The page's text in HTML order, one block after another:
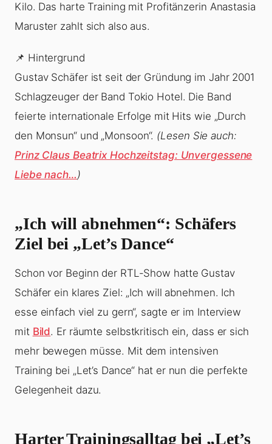
Kilo. Das harte Training mit Profitänzerin Anastasia
Maruster zahlt sich also aus.
📌 Hintergrund
Gustav Schäfer ist seit der Gründung im Jahr 2001
Schlagzeuger der Band Tokio Hotel. Die Band
feierte internationale Erfolge mit Hits wie „Durch
den Monsun“ und „Monsoon“. (Lesen Sie auch:
Prinz Claus Beatrix Hochzeitstag: Unvergessene
Liebe nach…)
„Ich will abnehmen“: Schäfers
Ziel bei „Let’s Dance“
Schon vor Beginn der RTL-Show hatte Gustav
Schäfer ein klares Ziel: „Ich will abnehmen. Ich
esse einfach viel zu gern“, sagte er im Interview
mit Bild. Er räumte selbstkritisch ein, dass er sich
mehr bewegen müsse. Mit dem intensiven
Training bei „Let’s Dance“ hat er nun die perfekte
Gelegenheit dazu.
Harter Trainingsalltag bei „Let’s